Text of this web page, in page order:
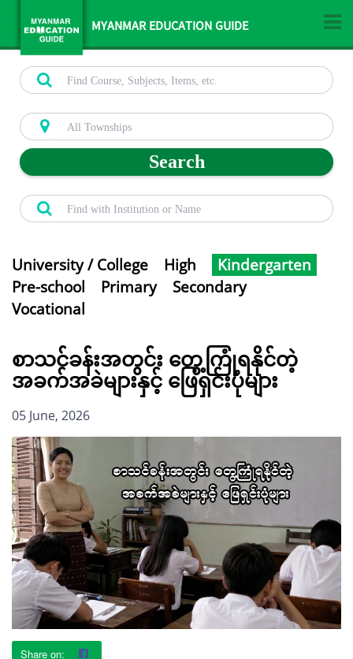
MYANMAR EDUCATION GUIDE
Search
University / College High
Kindergarten
Pre-school
Primary
Secondary
Vocational
စာသင်ခန်းအတွင်း တွေ့ကြုံရနိုင်တဲ့
အခက်အခဲများနှင့် ဖြေရှင်းပုံများ
05 June, 2026